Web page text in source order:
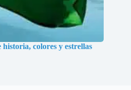
colores y estrellas